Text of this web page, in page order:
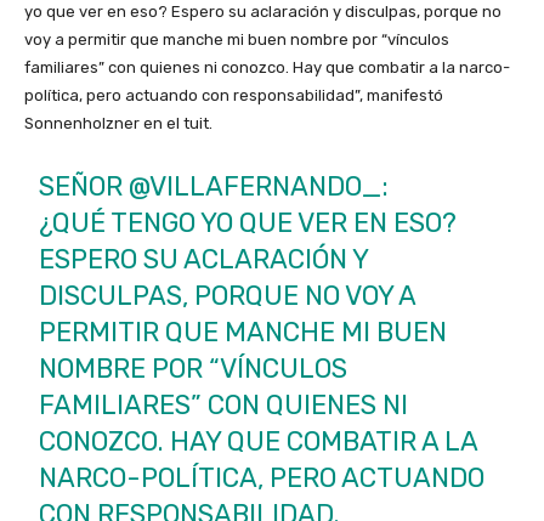
yo que ver en eso? Espero su aclaración y disculpas, porque no
voy a permitir que manche mi buen nombre por “vínculos
familiares” con quienes ni conozco. Hay que combatir a la narco-
política, pero actuando con responsabilidad”, manifestó
Sonnenholzner en el tuit.
SEÑOR @VILLAFERNANDO_:
¿QUÉ TENGO YO QUE VER EN ESO?
ESPERO SU ACLARACIÓN Y
DISCULPAS, PORQUE NO VOY A
PERMITIR QUE MANCHE MI BUEN
NOMBRE POR “VÍNCULOS
FAMILIARES” CON QUIENES NI
CONOZCO. HAY QUE COMBATIR A LA
NARCO-POLÍTICA, PERO ACTUANDO
CON RESPONSABILIDAD.